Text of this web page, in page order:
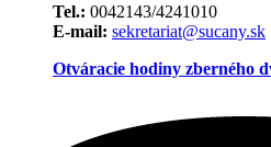
Tel.: 0042143/4241010
E-mail: sekretariat@sucany.sk
Otváracie hodiny zberného